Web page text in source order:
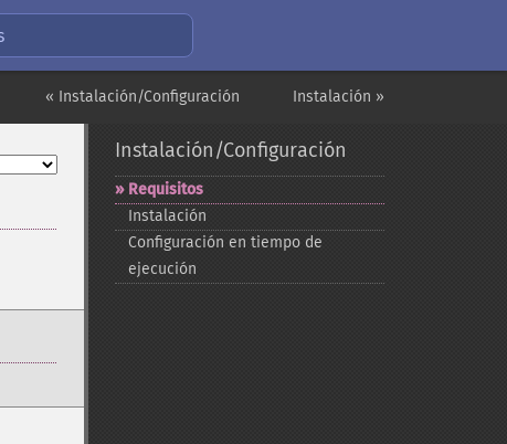
Instalación »
« Instalación/Configuración
Instalación/Configuración
Requisitos
Instalación
Configuración en tiempo de
ejecución